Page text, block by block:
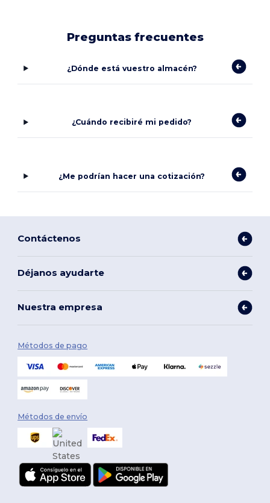
Preguntas frecuentes
¿Dónde está vuestro almacén?
¿Cuándo recibiré mi pedido?
¿Me podrían hacer una cotización?
Contáctenos
Déjanos ayudarte
Nuestra empresa
Métodos de pago
Métodos de envío